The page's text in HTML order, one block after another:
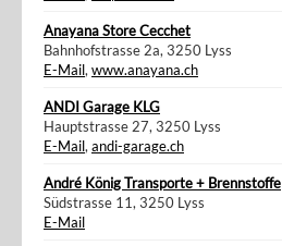
Anayana Store Cecchet
Bahnhofstrasse 2a, 3250 Lyss
E-Mail,www.anayana.ch
ANDI Garage KLG
Hauptstrasse 27, 3250 Lyss
E-Mail,andi-garage.ch
André König Transporte + Brennstoffe
Südstrasse 11, 3250 Lyss
E-Mail